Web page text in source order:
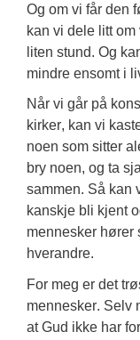
Og om vi får den
kan vi dele litt om
liten stund. Og
mindre ensomt i
Når vi går på
kirker, kan vi
noen som sitter
bry noen, og ta
sammen. Så kan
kanskje bli kjent
mennesker hører
hverandre.
For meg er det
mennesker. Selv
at Gud ikke har